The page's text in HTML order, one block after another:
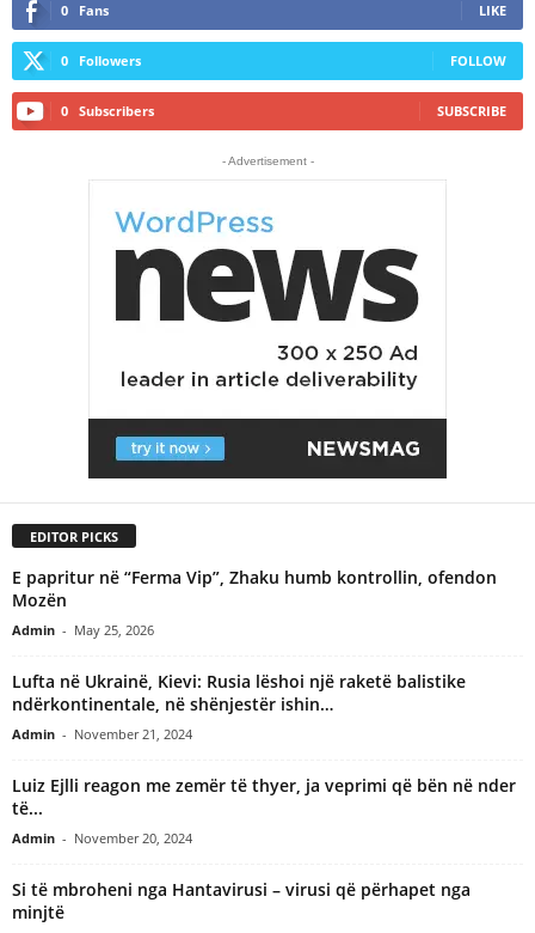
0 Fans LIKE
0 Followers FOLLOW
0 Subscribers SUBSCRIBE
- Advertisement -
EDITOR PICKS
E papritur në “Ferma Vip”, Zhaku humb kontrollin, ofendon
Mozën
Admin - May 25, 2026
Lufta në Ukrainë, Kievi: Rusia lëshoi një raketë balistike
ndërkontinentale, në shënjestër ishin…
Admin - November 21, 2024
Luiz Ejlli reagon me zemër të thyer, ja veprimi që bën në nder
të...
Admin - November 20, 2024
Si të mbroheni nga Hantavirusi – virusi që përhapet nga
minjtë